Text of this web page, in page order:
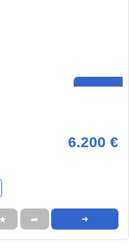
6.200 €
★ ➦ ➜